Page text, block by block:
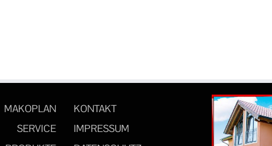
MAKOPLAN
SERVICE
KONTAKT
IMPRESSUM